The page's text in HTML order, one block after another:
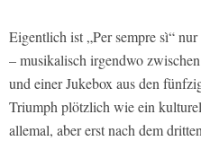
Eigentlich ist „Per sempre sì“
– musikalisch irgendwo
und einer Jukebox aus den
Triumph plötzlich wie ein
allemal, aber erst nach dem